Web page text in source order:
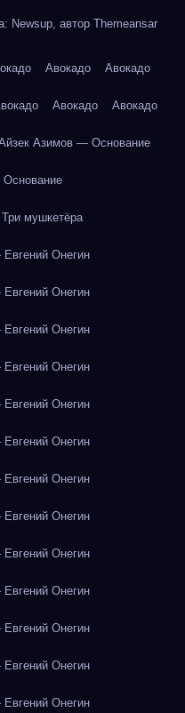
Newsup, автор Themeansar
Авокадо Авокадо
Авокадо Авокадо
Азимов — Основание
мушкетёра
Онегин
Онегин
Онегин
Онегин
Онегин
Онегин
Онегин
Онегин
Онегин
Онегин
Онегин
Онегин
Онегин